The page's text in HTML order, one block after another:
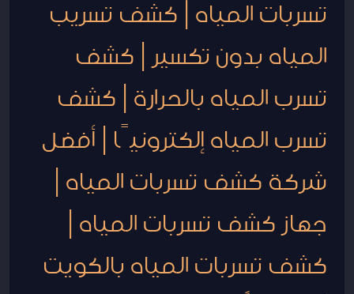
تسربات المياه | كشف تسريب
المياه بدون تكسير | كشف
تسرب المياه بالحرارة | كشف
تسرب المياه إلكترونيًا | أفضل
شركة كشف تسربات المياه |
جهاز كشف تسربات المياه |
كشف تسربات المياه بالكويت
المياه
تكسير
|
كشف
تسرب
المياه
بالحرارة
كشف
المياه